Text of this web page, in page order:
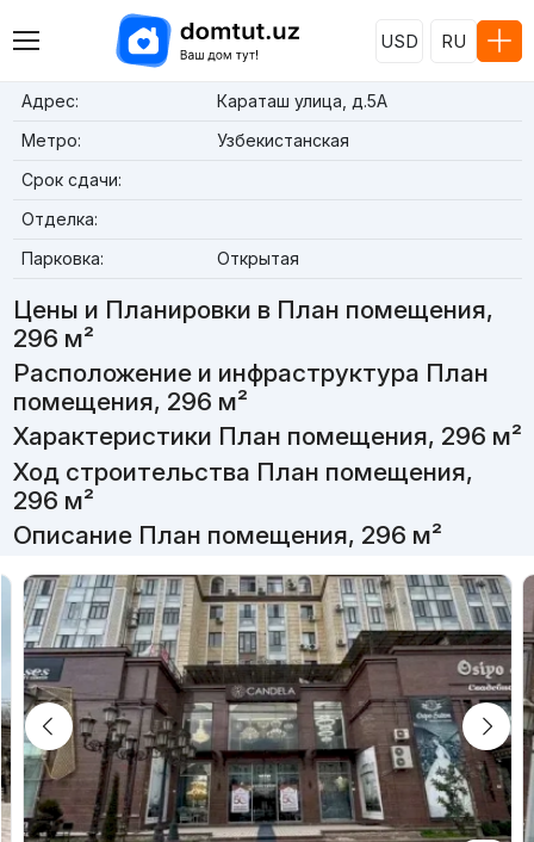
USD RU
Адрес:
Караташ улица, д.5А
Метро:
Узбекистанская
Срок сдачи:
Отделка:
Парковка:
Открытая
Цены и Планировки в План помещения,
296 м²
Расположение и инфраструктура План
помещения, 296 м²
Характеристики План помещения, 296 м²
Ход строительства План помещения,
296 м²
Описание План помещения, 296 м²